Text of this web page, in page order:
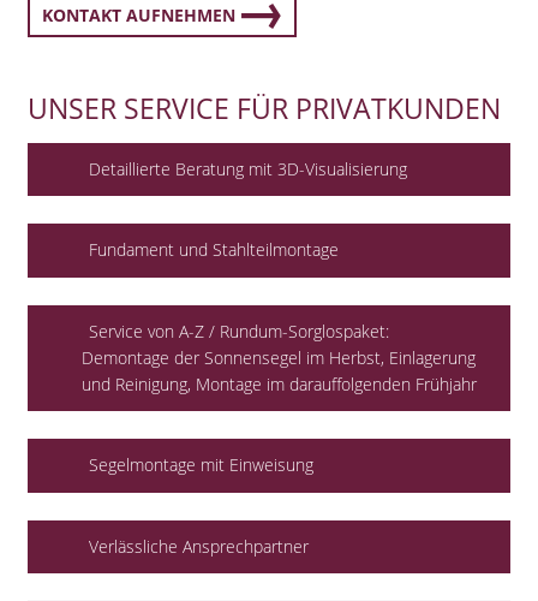
KONTAKT AUFNEHMEN
UNSER SERVICE FÜR PRIVATKUNDEN
Detaillierte Beratung mit 3D-Visualisierung
Fundament und Stahlteilmontage
Service von A-Z / Rundum-Sorglospaket:
Demontage der Sonnensegel im Herbst, Einlagerung
und Reinigung, Montage im darauffolgenden Frühjahr
Segelmontage mit Einweisung
Verlässliche Ansprechpartner